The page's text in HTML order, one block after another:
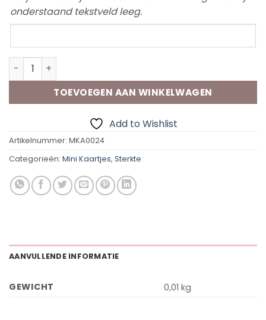
onderstaand tekstveld leeg.
Mini Kaart | Knuffel aantal
TOEVOEGEN AAN WINKELWAGEN
Add to Wishlist
Artikelnummer: MKA0024
Categorieën: Mini Kaartjes, Sterkte
AANVULLENDE INFORMATIE
GEWICHT 0,01 kg